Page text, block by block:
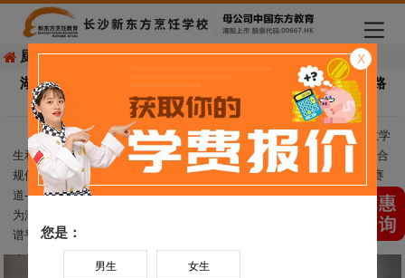
厨师学校>行业资讯
湖南初高中生考不上高中去干什么比较好？学烹饪稳走逆袭路
2026-05-08 16:10 作者：未知
湖南初高中生考不上高中去干什么比较好？这是每年中考后，无数学
生和家长共同的困惑。随着湖南中考改革推进，未达普高分数线的学生合
规借读几乎不可能，与其纠结于“独木桥”，不如选择一条更适合自己的赛
道——学一门实用技术，其中烹饪专业凭借低门槛、高需求、好出路，成
为湖南初高中生的优选，而长沙新东方烹饪学校，正是助力学子逆袭的靠
谱平台。
X
您是：
男生 女生